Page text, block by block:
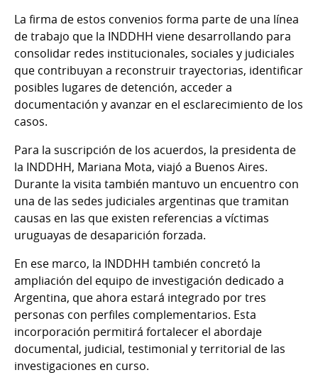
La firma de estos convenios forma parte de una línea
de trabajo que la INDDHH viene desarrollando para
consolidar redes institucionales, sociales y judiciales
que contribuyan a reconstruir trayectorias, identificar
posibles lugares de detención, acceder a
documentación y avanzar en el esclarecimiento de los
casos.
Para la suscripción de los acuerdos, la presidenta de
la INDDHH, Mariana Mota, viajó a Buenos Aires.
Durante la visita también mantuvo un encuentro con
una de las sedes judiciales argentinas que tramitan
causas en las que existen referencias a víctimas
uruguayas de desaparición forzada.
En ese marco, la INDDHH también concretó la
ampliación del equipo de investigación dedicado a
Argentina, que ahora estará integrado por tres
personas con perfiles complementarios. Esta
incorporación permitirá fortalecer el abordaje
documental, judicial, testimonial y territorial de las
investigaciones en curso.